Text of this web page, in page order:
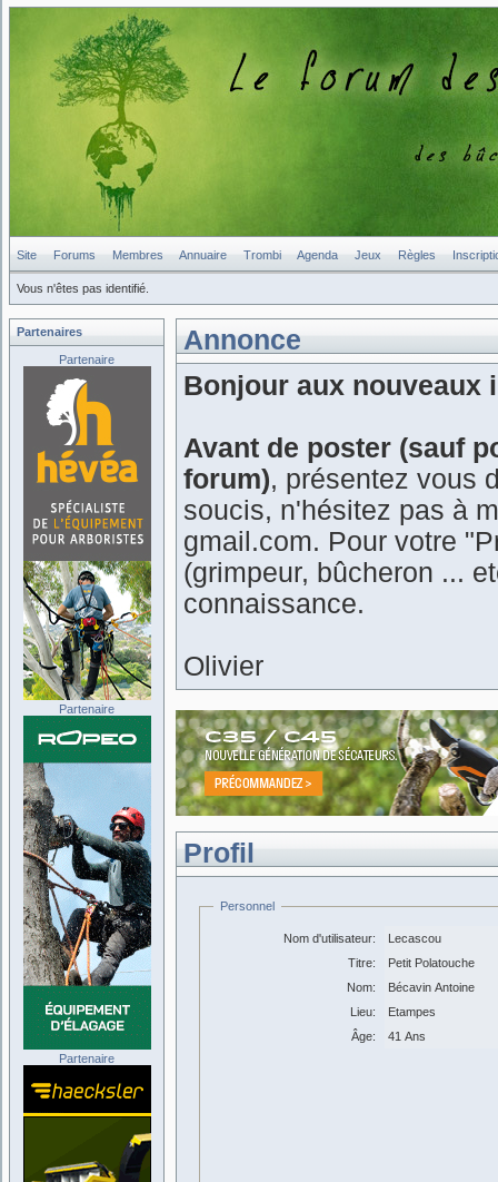
Site Forums Membres Annuaire Trombi Agenda Jeux Règles
Vous n'êtes pas identifié.
Annonce
Bonjour aux nouveaux
Avant de poster (sauf
forum), présentez vous
soucis, n'hésitez pas à
gmail.com. Pour votre
(grimpeur, bûcheron ...
connaissance.
Olivier
Profil
Personnel
Nom d'utilisateur:
Lecascou
Titre:
Petit Polatouche
Nom:
Bécavin Antoine
Lieu:
Etampes
Âge:
41 Ans
Partenaires
Partenaire
Partenaire
Partenaire